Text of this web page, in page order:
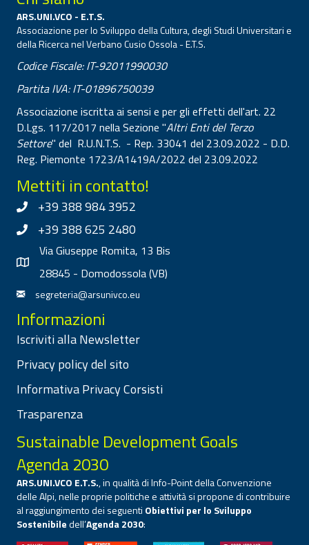
ARS.UNI.VCO - E.T.S.
Associazione per lo Sviluppo della Cultura, degli Studi Universitari e
della Ricerca nel Verbano Cusio Ossola - E.T.S.
Codice Fiscale: IT-92011990030
Partita IVA: IT-01896750039
Associazione iscritta ai sensi e per gli effetti dell'art. 22
D.Lgs. 117/2017 nella Sezione "Altri Enti del Terzo
Settore" del R.U.N.T.S. - Rep. 33041 del 23.09.2022 - D.D.
Reg. Piemonte 1723/A1419A/2022 del 23.09.2022
Mettiti in contatto!
+39 388 984 3952
+39 388 625 2480
Via Giuseppe Romita, 13 Bis
28845 - Domodossola (VB)
segreteria@arsunivco.eu
Informazioni
Iscriviti alla Newsletter
Privacy policy del sito
Informativa Privacy Corsisti
Trasparenza
Sustainable Development Goals
Agenda 2030
ARS.UNI.VCO E.T.S., in qualità di Info-Point della Convenzione
delle Alpi, nelle proprie politiche e attività si propone di contribuire
al raggiungimento dei seguenti Obiettivi per lo Sviluppo
Sostenibiledell’Agenda 2030: